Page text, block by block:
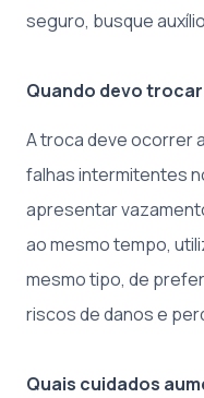
seguro, busque
Quando devo
A troca deve ocorrer
falhas intermitentes
apresentar
ao mesmo tempo,
mesmo tipo, de
riscos de danos e
Quais cuidados